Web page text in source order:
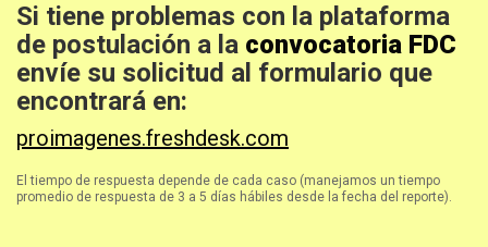
Si tiene problemas con la plataforma
de postulación a la convocatoria FDC
envíe su solicitud al formulario que
encontrará en:
proimagenes.freshdesk.com
El tiempo de respuesta depende de cada caso (manejamos un tiempo
promedio de respuesta de 3 a 5 días hábiles desde la fecha del reporte).